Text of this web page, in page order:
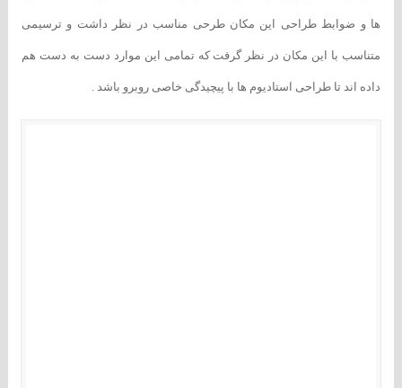
ها و ضوابط طراحی این مکان طرحی مناسب در نظر داشت و ترسیمی
متناسب با این مکان در نظر گرفت که تمامی این موارد دست به دست هم
داده اند تا طراحی استادیوم ها با پیچیدگی خاصی روبرو باشد .